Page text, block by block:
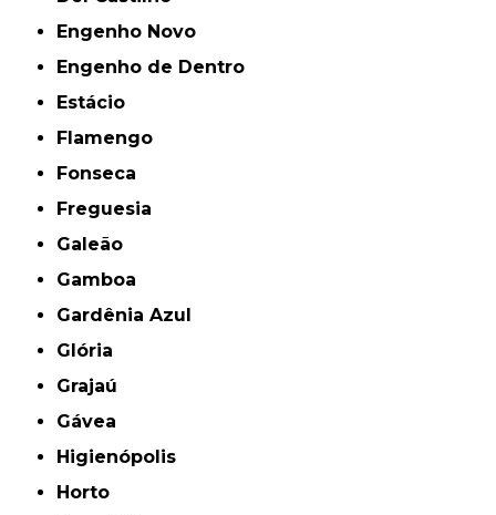
Engenho Novo
Engenho de Dentro
Estácio
Flamengo
Fonseca
Freguesia
Galeão
Gamboa
Gardênia Azul
Glória
Grajaú
Gávea
Higienópolis
Horto